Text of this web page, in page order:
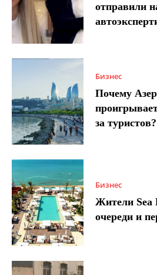
отправили
Бизнес
Почему
за туристов?
Бизнес
Жители Sea
очереди и